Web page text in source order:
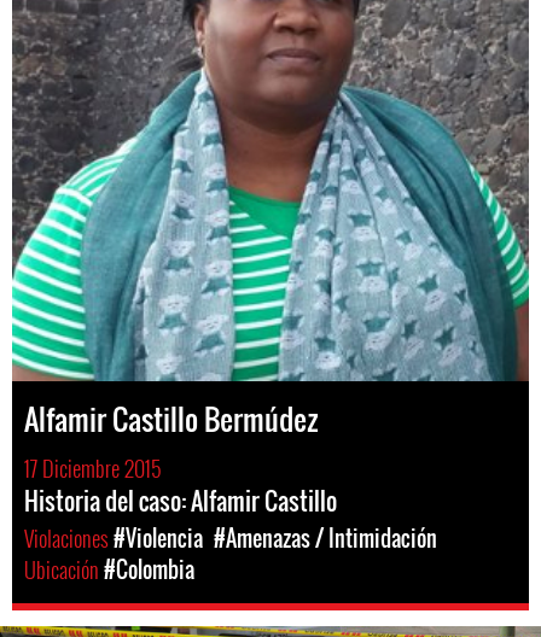
Alfamir Castillo Bermúdez
17 Diciembre 2015
Historia del caso: Alfamir Castillo
Violaciones#Violencia #Amenazas / Intimidación
Ubicación#Colombia